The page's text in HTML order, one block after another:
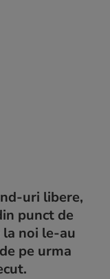
uri libere,
punct de
noi le-au
pe urma